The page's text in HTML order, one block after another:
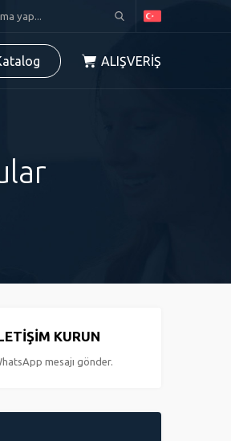
ALIŞVERİŞ
KURUN
mesajı gönder.